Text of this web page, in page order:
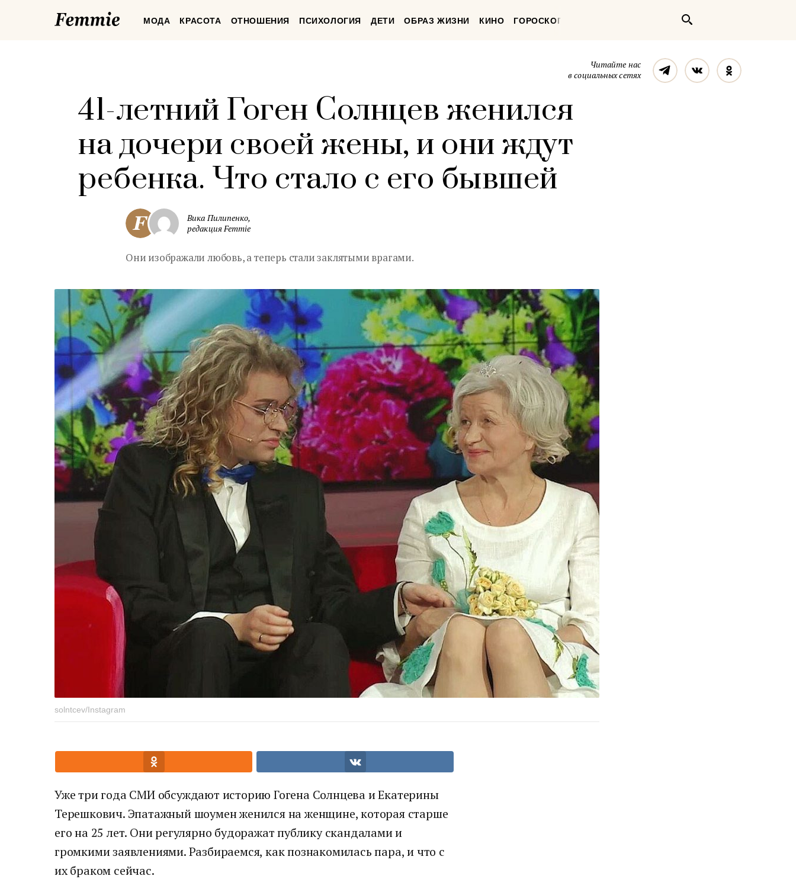
FemmieМОДА КРАСОТА ОТНОШЕНИЯ ПСИХОЛОГИЯ ДЕТИ ОБРАЗ ЖИЗНИ КИНО ГОРОСКОП
Читайте нас
в социальных сетях
ТелеграмВконтакте
41-летний Гоген Солнцев женился
на дочери своей жены, и они ждут
ребенка. Что стало с его бывшей
Вика Пилипенко,
редакция Femmie
Они изображали любовь, а теперь стали заклятыми врагами.
solntcev/Instagram
Уже три года СМИ обсуждают историю Гогена Солнцева и Екатерины
Терешкович. Эпатажный шоумен женился на женщине, которая старше
его на 25 лет. Они регулярно будоражат публику скандалами и
громкими заявлениями. Разбираемся, как познакомилась пара, и что с
их браком сейчас.